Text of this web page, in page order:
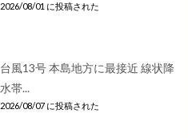
2026/08/01 に投稿された
台風13号 本島地方に最接近 線状降
水帯...
2026/08/07 に投稿された